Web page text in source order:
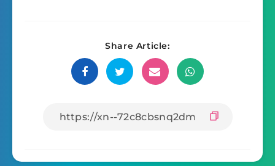
Share Article: